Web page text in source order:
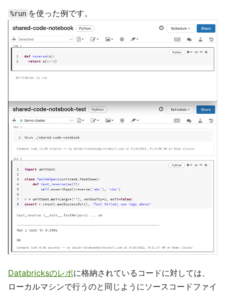
%run を使った例です。
Databricksのレポに格納されているコードに対しては、
ローカルマシンで行うのと同じようにソースコードファイ